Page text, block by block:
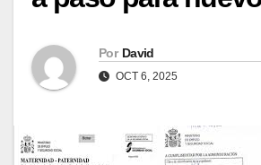
Por David
OCT 6, 2025